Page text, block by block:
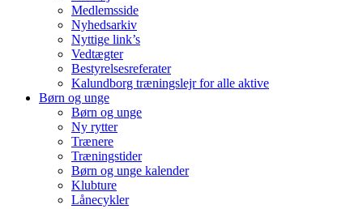
Medlemsside
Nyhedsarkiv
Nyttige link’s
Vedtægter
Bestyrelsesreferater
Kalundborg træningslejr for alle aktive
Børn og unge
Børn og unge
Ny rytter
Trænere
Træningstider
Børn og unge kalender
Klubture
Lånecykler